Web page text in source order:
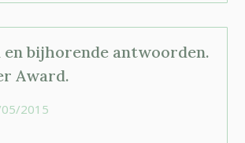
en bijhorende antwoorden.
Award.
2015